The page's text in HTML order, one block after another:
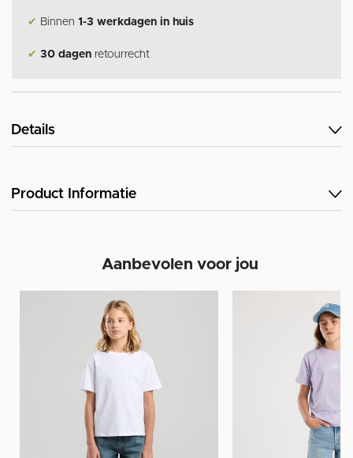
✔ Binnen 1-3 werkdagen in huis
✔ 30 dagen retourrecht
Details
Product Informatie
Aanbevolen voor jou